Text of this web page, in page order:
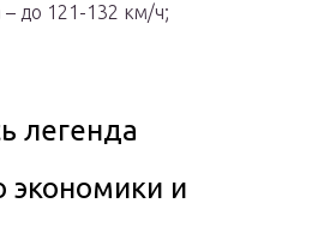
– до 121-132 км/ч;
легенда
экономики и